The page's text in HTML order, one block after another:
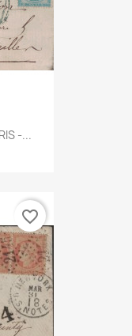
-...
favorite_border